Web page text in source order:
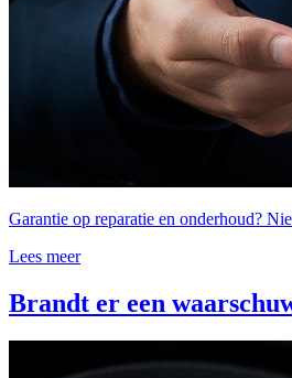
Garantie op reparatie en onderhoud?
Lees meer
Brandt er een